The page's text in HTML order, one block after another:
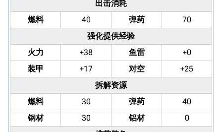
出击消耗
燃料
40 弹药
70
强化提供经验
火力
+38 鱼雷
+0
装甲
+17 对空
+25
拆解资源
燃料
30 弹药
40
钢材
30 铝材
0